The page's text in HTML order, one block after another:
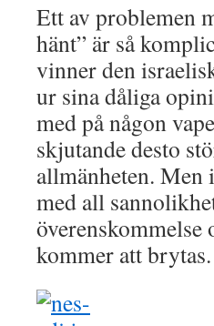
Ett av problemen
hänt” är så
vinner den
ur sina dåliga
med på någon
skjutande desto
allmänheten.
med all
kommer att brytas.